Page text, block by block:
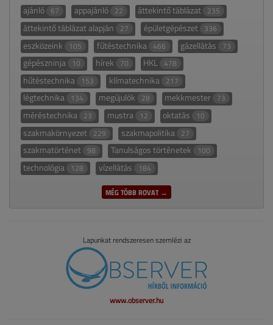
ajánló 67 appajánló 22 áttekintő táblázat 235
áttekintő táblázat alapján 27 épületgépészet 336
eszközeink 105 fűtéstechnika 466 gázellátás 73
gépészninja 10 hírek 70 HKL 478
hűtéstechnika 153 klímatechnika 217
légtechnika 134 megújulók 28 mekkmester 73
méréstechnika 23 mustra 12 oktatás 10
szakmakörnyezet 229 szakmapolitika 27
szakmatörténet 98 Tanulságos történetek 100
technológia 128 vízellátás 184
MÉG TÖBB ROVAT →
Lapunkat rendszeresen szemlézi az
www.observer.hu